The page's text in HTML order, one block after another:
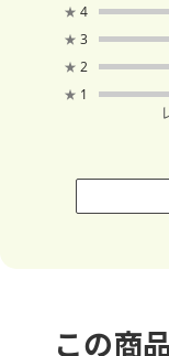
★ 4
★ 3
★ 2
★ 1
この商